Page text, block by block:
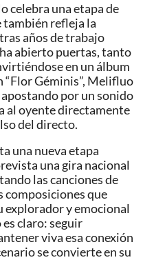
celebra una etapa de
refleja la
años de trabajo
abierto puertas, tanto
en un álbum
“Flor Géminis”, Melifluo
por un sonido
al oyente directamente
del directo.
una nueva etapa
una gira nacional
las canciones de
composiciones que
y emocional
claro: seguir
viva esa conexión
se convierte en su